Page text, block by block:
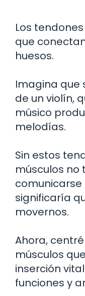
Los
que
huesos.
Imagina que
de un violín,
músico
melodías.
Sin estos
músculos
comunicarse
significaría
movernos.
Ahora,
músculos
inserción
funciones y